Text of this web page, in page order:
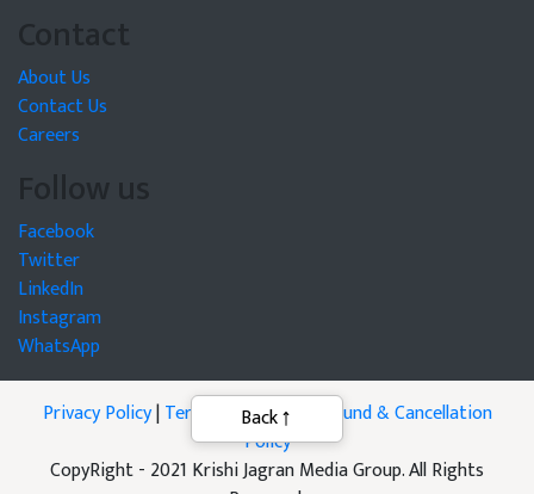
Contact
About Us
Contact Us
Careers
Follow us
Facebook
Twitter
LinkedIn
Instagram
WhatsApp
Privacy Policy|Terms of Service
Refund & Cancellation
Policy
CopyRight - 2021 Krishi Jagran Media Group. All Rights
Back